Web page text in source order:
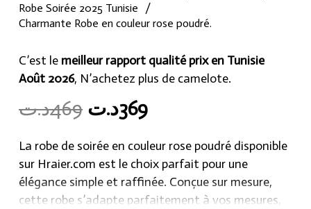
Robe Soirée 2025 Tunisie
/
Charmante Robe en couleur rose poudré.
C’est le meilleur rapport qualité prix en Tunisie
Août 2026, N’achetez plus de camelote.
469د.ت Original
price
was:
469د.ت.
369د.ت Current
is:
369د.ت.
La robe de soirée en couleur rose poudré disponible
sur Hraier.com est le choix parfait pour une
élégance simple et raffinée. Conçue sur mesure,
cette robe s’adapte parfaitement à vos mesures,